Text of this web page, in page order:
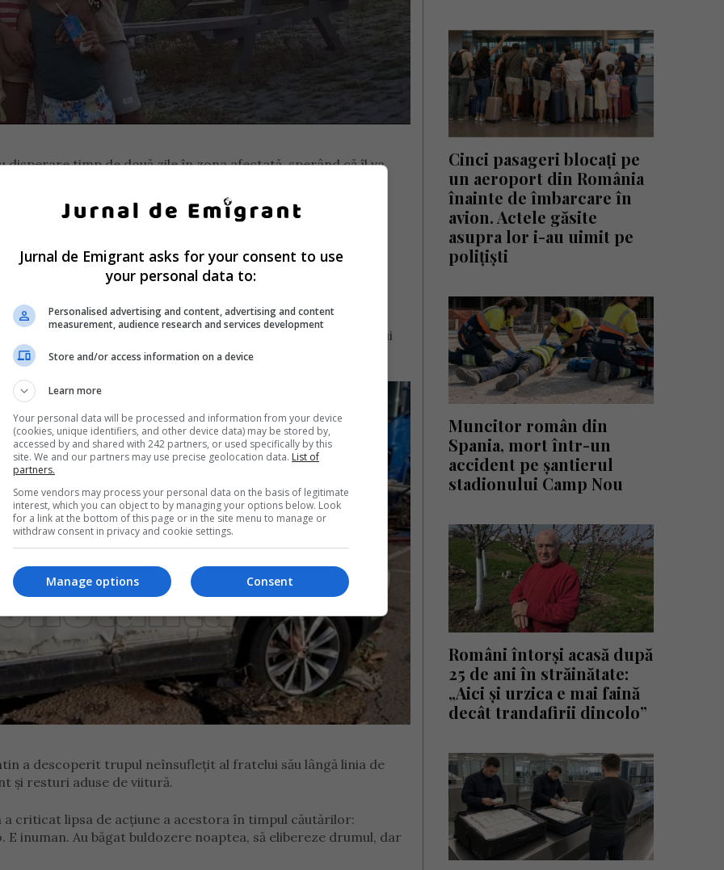
disperare timp de două zile în zona afectată, sperând că îl va
fratelui său abandonat în poligonul industrial, Valentin a
din zonă.
că bunuțul Dumnezeu l-a ținut în viață și că e la spital, pe
am văzut în viața mea! Mă duc la spitale să întreb. Mașina lui
a descoperit trupul neînsuflețit al fratelui său lângă linia de
și resturi aduse de viitură.
criticat lipsa de acțiune a acestora în timpul căutărilor:
inuman. Au băgat buldozere noaptea, să elibereze drumul, dar
Cinci pasageri blocați pe
un aeroport din România
înainte de îmbarcare în
avion. Actele găsite
asupra lor i-au uimit pe
polițiști
Muncitor român din
Spania, mort într-un
accident pe șantierul
stadionului Camp Nou
Români întorși acasă după
25 de ani în străinătate:
„Aici și urzica e mai faină
decât trandafirii dincolo”
Jurnal de Emigrant asks for your consent to use
your personal data to:
Personalised advertising and content, advertising and content
measurement, audience research and services development
Store and/or access information on a device
Learn more
Your personal data will be processed and information from your device
(cookies, unique identifiers, and other device data) may be stored by,
accessed by and shared with 242 partners, or used specifically by this
site. We and our partners may use precise geolocation data. List of
partners.
Some vendors may process your personal data on the basis of legitimate
interest, which you can object to by managing your options below. Look
for a link at the bottom of this page or in the site menu to manage or
withdraw consent in privacy and cookie settings.
Consent
Manage options